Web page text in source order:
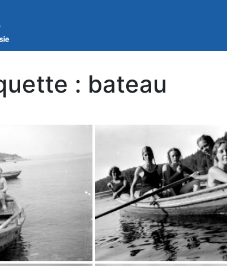
: bateau